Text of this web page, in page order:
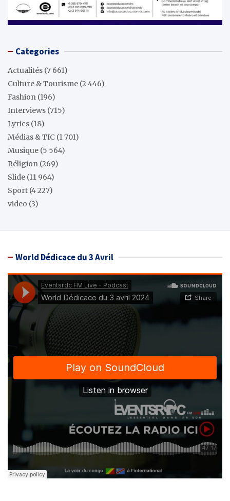
Categories
Actualités (7 661)
Culture & Tourisme (2 446)
Fashion (196)
Interviews (715)
Lyrics (18)
Médias & TIC (1 701)
Musique (5 564)
Réligion (269)
Slide (11 964)
Sport (4 227)
video (3)
World Dédicace du 3 Avril